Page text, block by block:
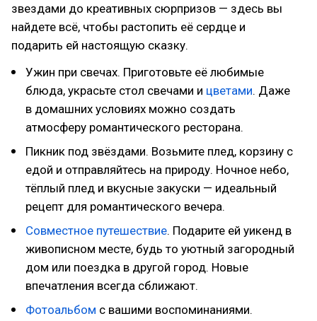
звездами до креативных сюрпризов — здесь вы
найдете всё, чтобы растопить её сердце и
подарить ей настоящую сказку.
Ужин при свечах. Приготовьте её любимые
блюда, украсьте стол свечами и цветами. Даже
в домашних условиях можно создать
атмосферу романтического ресторана.
Пикник под звёздами. Возьмите плед, корзину с
едой и отправляйтесь на природу. Ночное небо,
тёплый плед и вкусные закуски — идеальный
рецепт для романтического вечера.
Совместное путешествие. Подарите ей уикенд в
живописном месте, будь то уютный загородный
дом или поездка в другой город. Новые
впечатления всегда сближают.
Фотоальбом с вашими воспоминаниями.